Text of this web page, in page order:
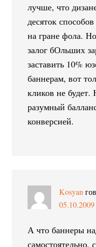
лучше, что
десяток
на гране фола.
залог бОльших
заставить 10%
баннерам, вот
кликов не
разумный
конверсией.
Kosyan
А что баннеры
самостоятельно,